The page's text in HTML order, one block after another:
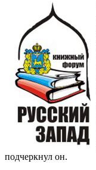
подчеркнул он.